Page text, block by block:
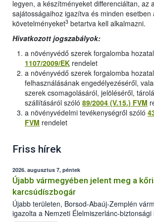
legyen, a készítményeket differenciáltan, az
sajátosságaihoz igazítva és minden esetben
követelményeket3 betartva kell alkalmazni.
Hivatkozott jogszabályok:
a növényvédő szerek forgalomba
1107/2009/EK rendelet
a növényvédő szerek forgalomba
felhasználásának engedélyezéséről,
szerek csomagolásáról, jelöléséről,
szállításáról szóló 89/2004 (V.15.) FVM
a növényvédelmi tevékenységről szóló
FVM rendelet
Friss hírek
2026. augusztus 7, péntek
Újabb vármegyében jelent meg a
karcsúdíszbogár
Újabb területen, Borsod-Abaúj-Zemplén
igazolta a Nemzeti Élelmiszerlánc-